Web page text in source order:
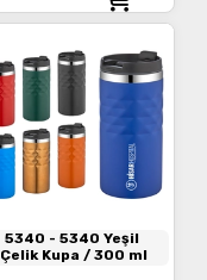
5340 - 5340 Yeşil
Çelik Kupa / 300 ml